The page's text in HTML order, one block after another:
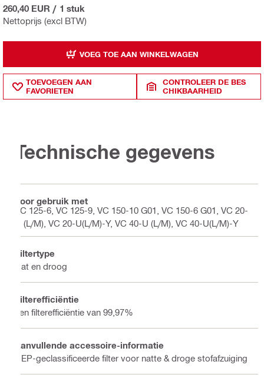
Nettoprijs (excl BTW)
260,40 EUR / 1 stuk
VOEG TOE AAN WINKELWAGEN
TOEVOEGEN AAN
FAVORIETEN
CONTROLEER DE BES
CHIKBAARHEID
Technische gegevens
Voor gebruik met
VC 125-6, VC 125-9, VC 150-10 G01, VC 150-6 G01, VC 20-
U (L/M), VC 20-U(L/M)-Y, VC 40-U (L/M), VC 40-U(L/M)-Y
Filtertype
Nat en droog
Filterefficiëntie
een filterefficiëntie van 99,97%
Aanvullende accessoire-informatie
HEP-geclassificeerde filter voor natte & droge stofafzuiging